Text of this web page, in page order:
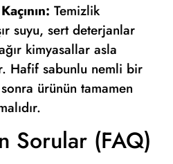
Temizlik
suyu, sert deterjanlar
kimyasallar asla
Hafif sabunlu nemli bir
ürünün tamamen
Sorular (FAQ)